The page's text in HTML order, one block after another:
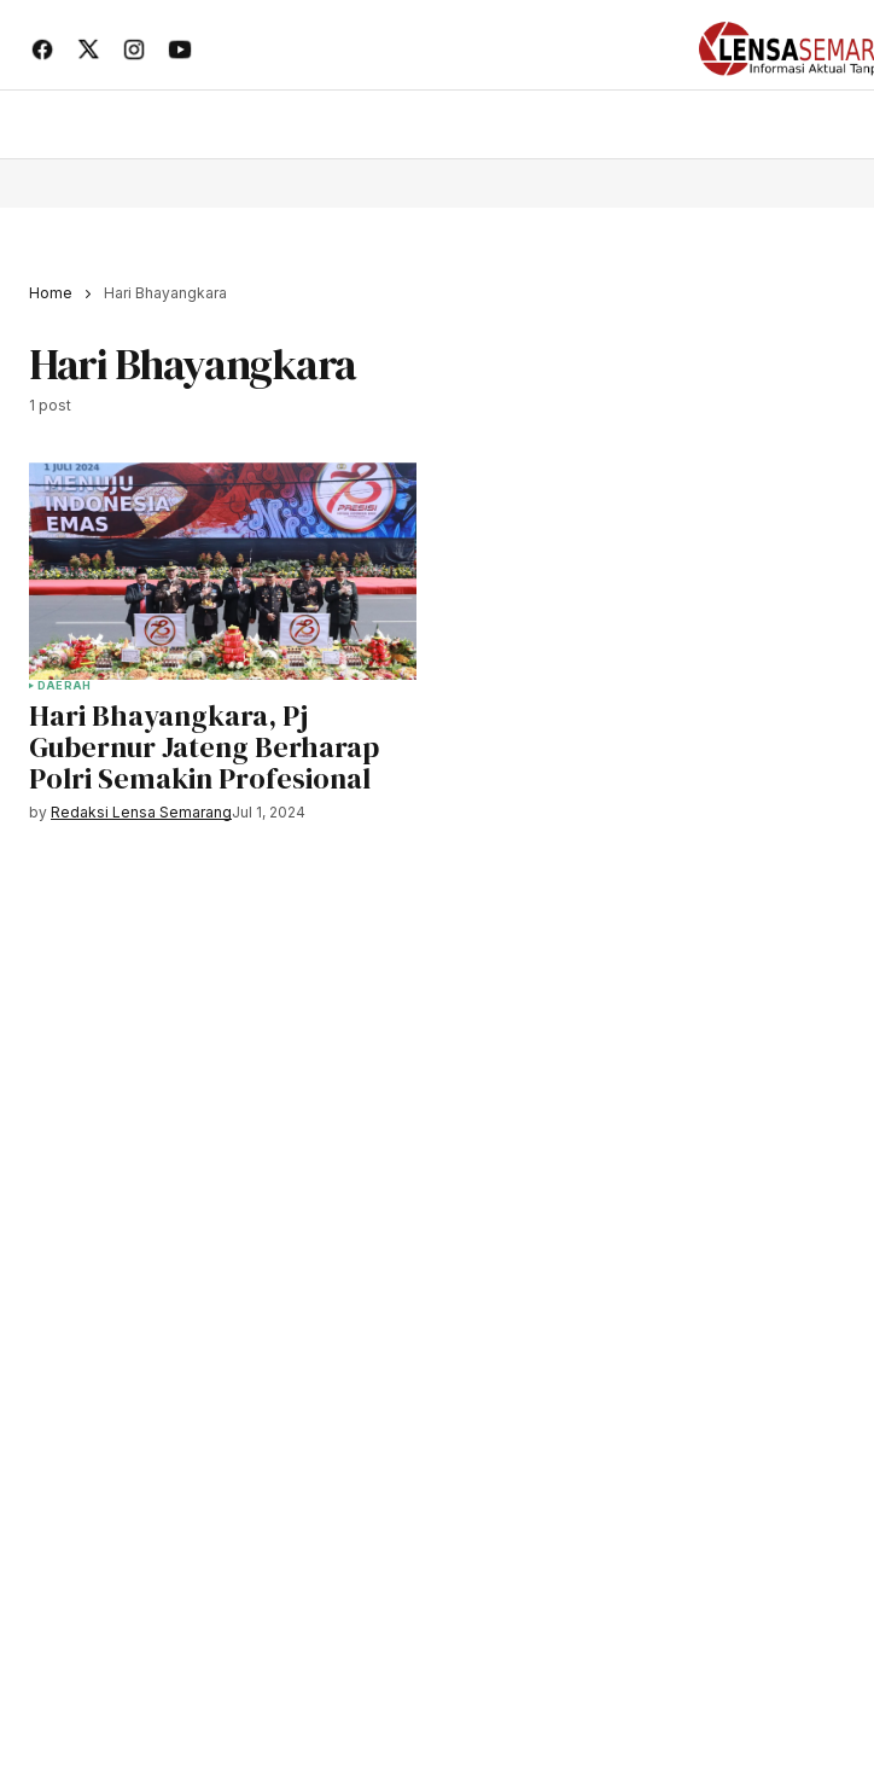
Home Hari Bhayangkara
Hari Bhayangkara
1 post
DAERAH
Hari Bhayangkara, Pj
Gubernur Jateng Berharap
Polri Semakin Profesional
by Redaksi Lensa SemarangJul 1, 2024